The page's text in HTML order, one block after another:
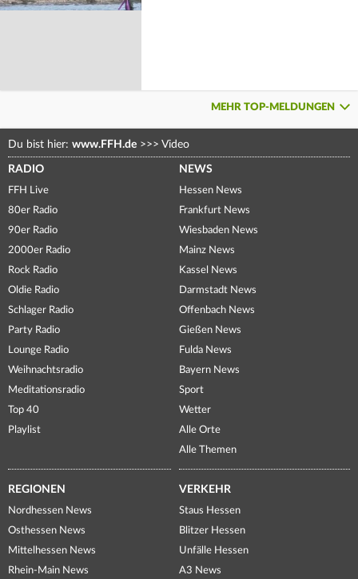
MEHR TOP-MELDUNGEN
Du bist hier: www.FFH.de >>> Video
RADIO
FFH Live
80er Radio
90er Radio
2000er Radio
Rock Radio
Oldie Radio
Schlager Radio
Party Radio
Lounge Radio
Weihnachtsradio
Meditationsradio
Top 40
Playlist
NEWS
Hessen News
Frankfurt News
Wiesbaden News
Mainz News
Kassel News
Darmstadt News
Offenbach News
Gießen News
Fulda News
Bayern News
Sport
Wetter
Alle Orte
Alle Themen
REGIONEN
Nordhessen News
Osthessen News
Mittelhessen News
Rhein-Main News
VERKEHR
Staus Hessen
Blitzer Hessen
Unfälle Hessen
A3 News